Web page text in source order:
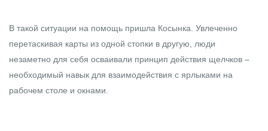
В такой ситуации на помощь пришла Косынка. Увлеченно
перетаскивая карты из одной стопки в другую, люди
незаметно для себя осваивали принцип действия щелчков –
необходимый навык для взаимодействия с ярлыками на
рабочем столе и окнами.